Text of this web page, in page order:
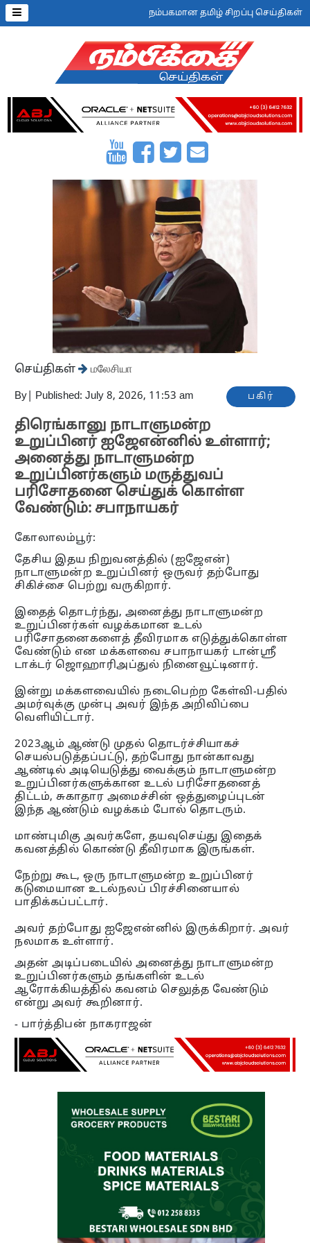
நம்பகமான தமிழ் சிறப்பு செய்திகள்
செய்திகள் மலேசியா
By Published: July 8, 2026, 11:53 am பகிர்
திரெங்கானு நாடாளுமன்ற
உறுப்பினர் ஐஜேஎன்னில் உள்ளார்;
அனைத்து நாடாளுமன்ற
உறுப்பினர்களும் மருத்துவப்
பரிசோதனை செய்துக் கொள்ள
வேண்டும்: சபாநாயகர்
கோலாலம்பூர்:
தேசிய இதய நிறுவனத்தில் (ஐஜேஎன்)
நாடாளுமன்ற உறுப்பினர் ஒருவர் தற்போது
சிகிச்சை பெற்று வருகிறார்.
இதைத் தொடர்ந்து, அனைத்து நாடாளுமன்ற
உறுப்பினர்கள் வழக்கமான உடல்
பரிசோதனைகளைத் தீவிரமாக எடுத்துக்கொள்ள
வேண்டும் என மக்களவை சபாநாயகர் டான்ஸ்ரீ
டாக்டர் ஜொஹாரிஅப்துல் நினைவூட்டினார்.
இன்று மக்களவையில் நடைபெற்ற கேள்வி-பதில்
அமர்வுக்கு முன்பு அவர் இந்த அறிவிப்பை
வெளியிட்டார்.
2023ஆம் ஆண்டு முதல் தொடர்ச்சியாகச்
செயல்படுத்தப்பட்டு, தற்போது நான்காவது
ஆண்டில் அடியெடுத்து வைக்கும் நாடாளுமன்ற
உறுப்பினர்களுக்கான உடல் பரிசோதனைத்
திட்டம், சுகாதார அமைச்சின் ஒத்துழைப்புடன்
இந்த ஆண்டும் வழக்கம் போல் தொடரும்.
மாண்புமிகு அவர்களே, தயவுசெய்து இதைக்
கவனத்தில் கொண்டு தீவிரமாக இருங்கள்.
நேற்று கூட, ஒரு நாடாளுமன்ற உறுப்பினர்
கடுமையான உடல்நலப் பிரச்சினையால்
பாதிக்கப்பட்டார்.
அவர் தற்போது ஐஜேஎன்னில் இருக்கிறார். அவர்
நலமாக உள்ளார்.
அதன் அடிப்படையில் அனைத்து நாடாளுமன்ற
உறுப்பினர்களும் தங்களின் உடல்
ஆரோக்கியத்தில் கவனம் செலுத்த வேண்டும்
என்று அவர் கூறினார்.
- பார்த்திபன் நாகராஜன்